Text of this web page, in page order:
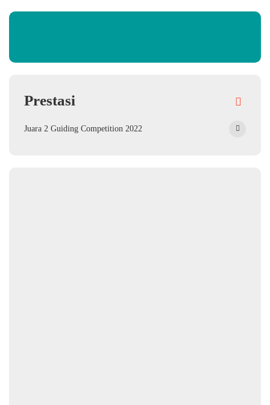
Prestasi
Juara 2 Guiding Competition 2022